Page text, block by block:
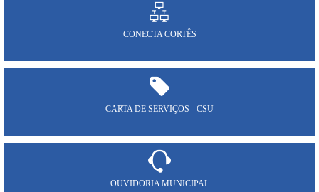
CONECTA CORTÊS
CARTA DE SERVIÇOS - CSU
OUVIDORIA MUNICIPAL